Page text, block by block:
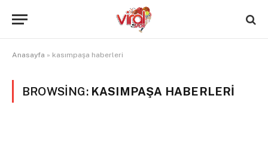
Anasayfa » kasımpaşa haberleri
BROWSING: KASIMPAŞA HABERLERI